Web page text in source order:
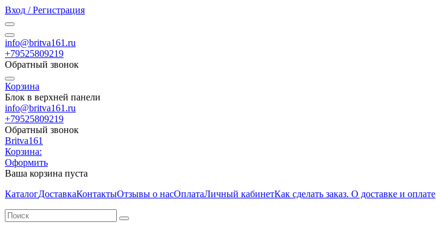
Вход / Регистрация
info@britva161.ru
+79525809219
Обратный звонок
Корзина
Блок в верхней панели
info@britva161.ru
+79525809219
Обратный звонок
Britva161
Корзина:
Оформить
Ваша корзина пуста
КаталогДоставкаКонтактыОтзывы о насОплатаЛичный кабинетКак сделать заказ. О доставке и оплате